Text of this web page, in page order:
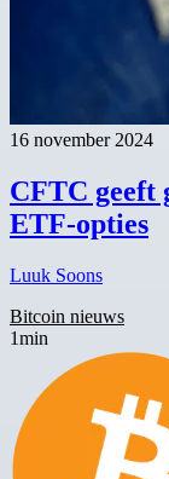
16 november 2024
CFTC geeft
ETF-opties
Luuk Soons
Bitcoin nieuws
1min